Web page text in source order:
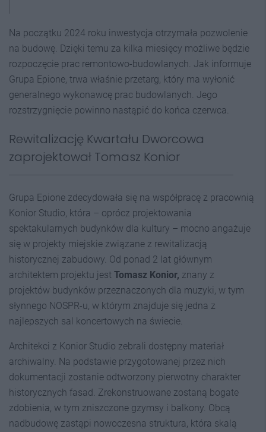
Na początku 2024 roku inwestycja otrzymała pozwolenie
na budowę. Dzięki temu za kilka miesięcy możliwe będzie
rozpoczęcie prac remontowo-budowlanych. Jak informuje
Grupa Epione, trwa właśnie przetarg, który ma wyłonić
generalnego wykonawcę prac budowlanych. Jego
rozstrzygnięcie powinno nastąpić do końca czerwca.
Rewitalizację Kwartału Dworcowa
zaprojektował Tomasz Konior
Grupa Epione zdecydowała się na współpracę z pracownią
Konior Studio, która – oprócz projektowania
spektakularnych budynków dla kultury – mocno angażuje
się w projekty miejskie związane z rewitalizacją
historycznej zabudowy. Od ponad 2 lat głównym
architektem projektu jest Tomasz Konior, znany z
projektów budynków przeznaczonych dla muzyki, w tym
słynnego NOSPR-u, w którym znajduje się jedna z
najlepszych sal koncertowych na świecie.
Architekci z Konior Studio zebrali dostępny materiał
archiwalny. Na podstawie przygotowanej przez nich
dokumentacji zostanie odtworzony pierwotny charakter
historycznych fasad. Zrekonstruowane zostaną bogate
zdobienia, w tym zniszczone gzymsy i balkony. Obcą
nadbudowę zastąpi nowoczesna struktura, która skalą